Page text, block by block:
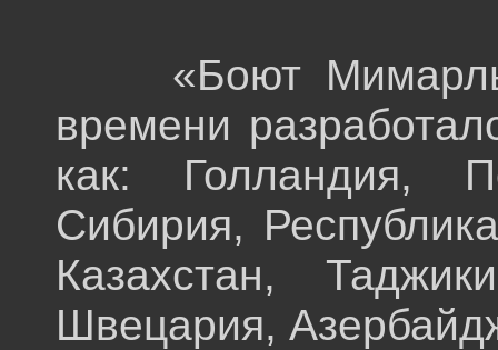
«Боют
времени
как: Голландия,
Сибирия,
Казахстан,
Швецария,